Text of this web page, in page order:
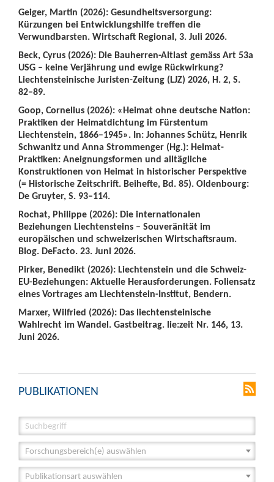
Geiger, Martin (2026): Gesundheitsversorgung:
Kürzungen bei Entwicklungshilfe treffen die
Verwundbarsten. Wirtschaft Regional, 3. Juli 2026.
Beck, Cyrus (2026): Die Bauherren-Altlast gemäss Art 53a
USG – keine Verjährung und ewige Rückwirkung?
Liechtensteinische Juristen-Zeitung (LJZ) 2026, H. 2, S.
82–89.
Goop, Cornelius (2026): «Heimat ohne deutsche Nation:
Praktiken der Heimatdichtung im Fürstentum
Liechtenstein, 1866–1945». In: Johannes Schütz, Henrik
Schwanitz und Anna Strommenger (Hg.): Heimat-
Praktiken: Aneignungsformen und alltägliche
Konstruktionen von Heimat in historischer Perspektive
(= Historische Zeitschrift. Beihefte, Bd. 85). Oldenbourg:
De Gruyter, S. 93–114.
Rochat, Philippe (2026): Die internationalen
Beziehungen Liechtensteins – Souveränität im
europäischen und schweizerischen Wirtschaftsraum.
Blog. DeFacto. 23. Juni 2026.
Pirker, Benedikt (2026): Liechtenstein und die Schweiz-
EU-Beziehungen: Aktuelle Herausforderungen. Foliensatz
eines Vortrages am Liechtenstein-Institut, Bendern.
Marxer, Wilfried (2026): Das liechtensteinische
Wahlrecht im Wandel. Gastbeitrag. lie:zeit Nr. 146, 13.
Juni 2026.
PUBLIKATIONEN
Forschungsbereich(e) auswählen
Publikationsart auswählen